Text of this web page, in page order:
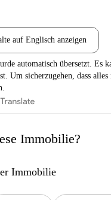
auf Englisch anzeigen
automatisch übersetzt. Es
Um sicherzugehen, dass
Immobilie?
Immobilie